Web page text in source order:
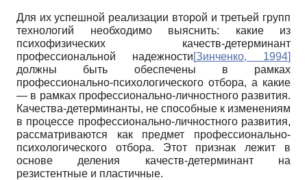
Для их успешной реализации второй и третьей групп
технологий необходимо выяснить: какие из
психофизических качеств-детерминант
профессиональной надежности[Зинченко, 1994]
должны быть обеспечены в рамках
профессионально-психологического отбора, а какие
— в рамках профессионально-личностного развития.
Качества-детерминанты, не способные к изменениям
в процессе профессионально-личностного развития,
рассматриваются как предмет профессионально-
психологического отбора. Этот признак лежит в
основе деления качеств-детерминант на
резистентные и пластичные.